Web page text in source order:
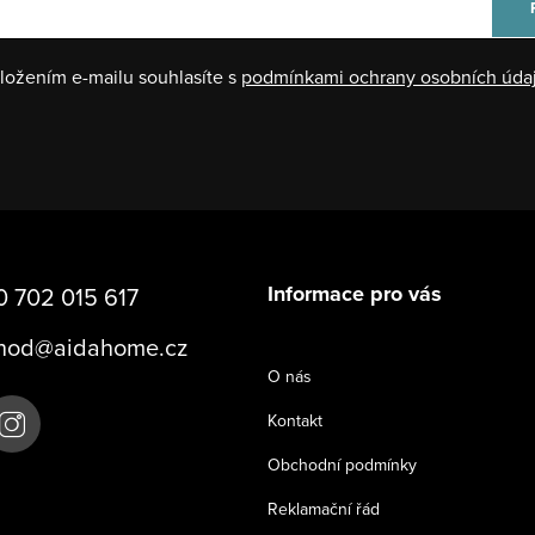
e-mailu souhlasíte s podmínkami ochrany osobních
702 015 617
@aidahome.cz
Informace pro vás
O nás
Kontakt
Obchodní podmínky
Reklamační řád